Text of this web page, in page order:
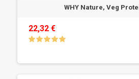
WHY Nature, Veg
22,32 €